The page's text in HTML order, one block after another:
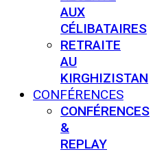
AUX
CÉLIBATAIRES
RETRAITE
AU
KIRGHIZISTAN
CONFÉRENCES
CONFÉRENCES
&
REPLAY